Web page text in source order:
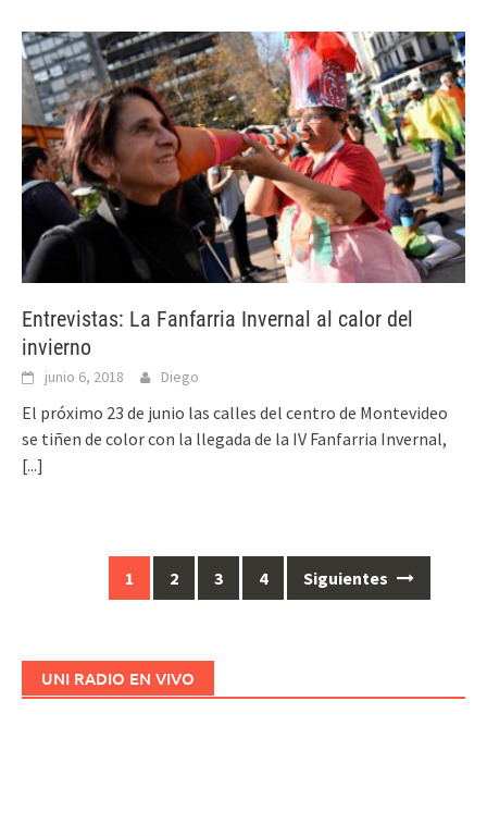
Entrevistas: La Fanfarria Invernal al calor del
invierno
junio 6, 2018 Diego
El próximo 23 de junio las calles del centro de Montevideo
se tiñen de color con la llegada de la IV Fanfarria Invernal,
[...]
entradas
1 2 3 4 Siguientes
UNI RADIO EN VIVO